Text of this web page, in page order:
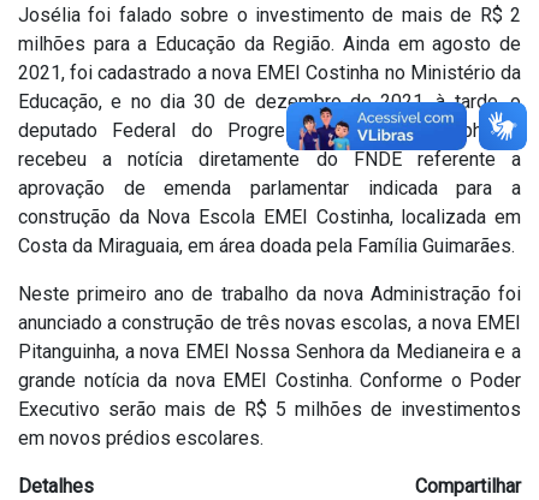
Josélia foi falado sobre o investimento de mais de R$ 2
milhões para a Educação da Região. Ainda em agosto de
2021, foi cadastrado a nova EMEI Costinha no Ministério da
Educação, e no dia 30 de dezembro de 2021, à tarde, o
deputado Federal do Progressista, Pedro Wesphalen,
recebeu a notícia diretamente do FNDE referente a
aprovação de emenda parlamentar indicada para a
construção da Nova Escola EMEI Costinha, localizada em
Costa da Miraguaia, em área doada pela Família Guimarães.
Neste primeiro ano de trabalho da nova Administração foi
anunciado a construção de três novas escolas, a nova EMEI
Pitanguinha, a nova EMEI Nossa Senhora da Medianeira e a
grande notícia da nova EMEI Costinha. Conforme o Poder
Executivo serão mais de R$ 5 milhões de investimentos
em novos prédios escolares.
Detalhes
Compartilhar